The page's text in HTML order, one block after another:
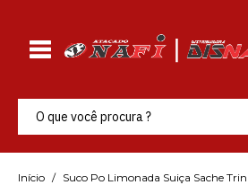
Início Suco Po Limonada Suiça Sache